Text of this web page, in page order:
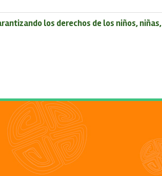
los derechos de los niños, niñas,